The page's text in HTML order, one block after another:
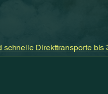
schnelle Direkttransporte